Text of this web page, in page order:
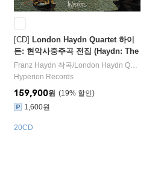
오케스트라
Kammerorchester Basel오케스트라
[CD] London Haydn Quartet 하이
든: 현악사중주곡 전집 (Haydn: The
Complete String Quartets) [박스세
트]
Franz Haydn 작곡/London Haydn Quartet
Hyperion Records
19%
159,900원
1,600원
20CD